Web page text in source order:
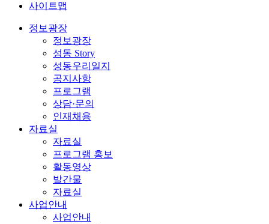
사이트맵
정보광장
정보광장
성동 Story
성동우리일지
공지사항
프로그램
상담·문의
인재채용
자료실
자료실
프로그램 홍보
활동영상
발간물
자료실
사업안내
사업안내